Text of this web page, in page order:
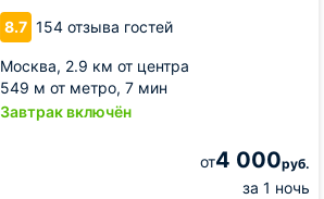
8.7 154 отзыва гостей
Москва, 2.9 км от центра
549 м от метро, 7 мин
Завтрак включён
от4 000руб.
за 1 ночь